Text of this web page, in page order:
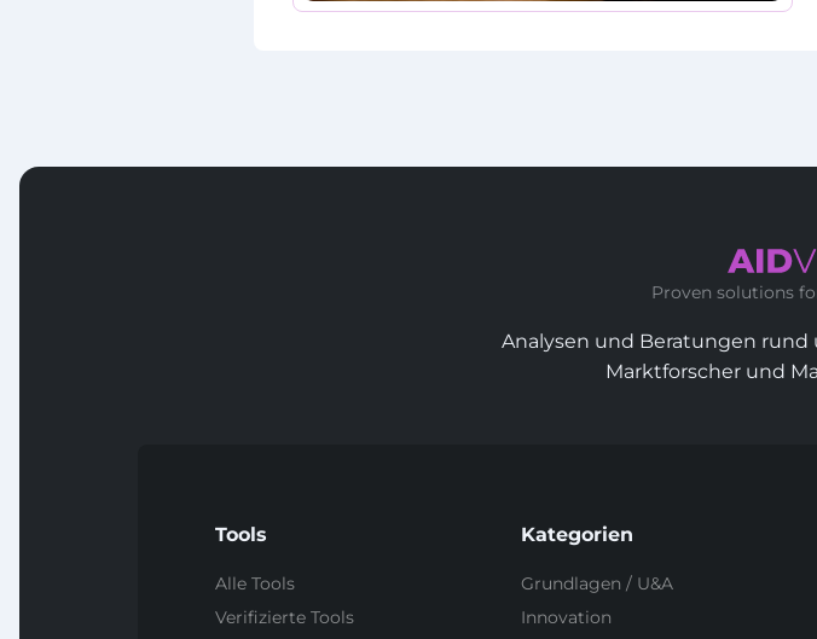
Proven solutions
Analysen und Beratungen rund
Marktforscher und
Tools
Alle Tools
Verifizierte Tools
Kategorien
Grundlagen / U&A
Innovation